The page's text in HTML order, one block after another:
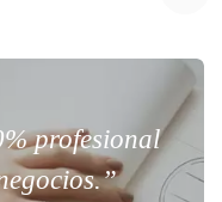
profesional